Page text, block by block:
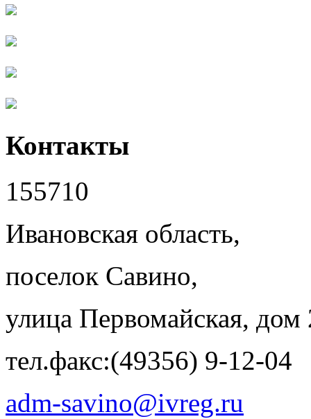
Контакты
155710
Ивановская область,
поселок Савино,
улица Первомайская, дом
тел.факс:(49356) 9-12-04
adm-savino@ivreg.ru